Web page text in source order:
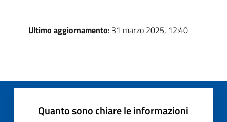
Ultimo aggiornamento: 31 marzo 2025, 12:40
Quanto sono chiare le informazioni